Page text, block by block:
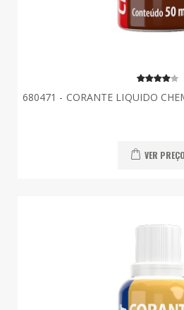
680471 - CORANTE LIQUIDO
VER PREÇO